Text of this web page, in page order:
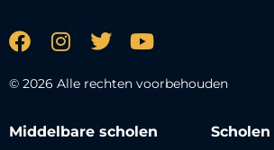
© 2026 Alle rechten voorbehouden
Middelbare scholen Scholen